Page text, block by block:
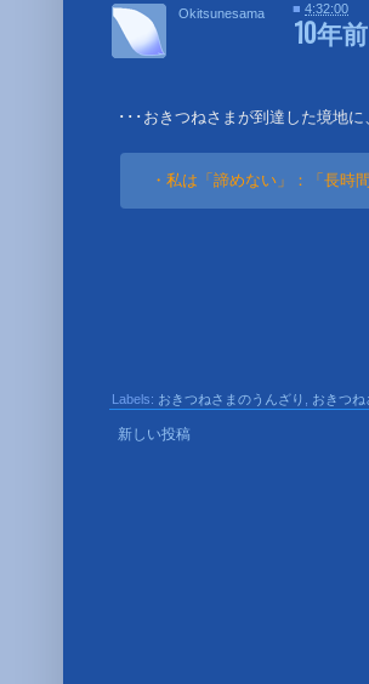
10年
･･･おきつねさまが到達した境地
・私は「諦めない」：「長
Okitsunesama ■4:32:00
Labels: おきつねさまのうんざり おきつね
新しい投稿